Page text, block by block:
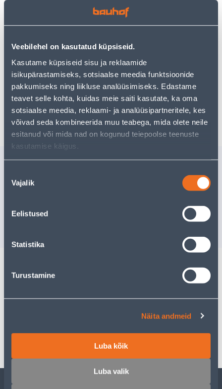
Veebilehel on kasutatud küpsiseid.
Kasutame küpsiseid sisu ja reklaamide
isikupärastamiseks, sotsiaalse meedia funktsioonide
pakkumiseks ning liikluse analüüsimiseks. Edastame
teavet selle kohta, kuidas meie saiti kasutate, ka oma
sotsiaalse meedia, reklaami- ja analüüsipartneritele, kes
võivad seda kombineerida muu teabega, mida olete neile
esitanud või mida nad on kogunud teiepoolse teenuste
kasutamise käigus.
valik
Vajalik
Eelistused
Statistika
Turustamine
Näita andmeid
Luba kõik
Luba valik
функцию поиска, чтобы найти еще более приятные
варианты. Удачных покупок!
• 14-päevane tagastusõigus.
• HANKIJA LAOST TELLITAV TOODE
Доставка невозможна
Похожие продукты
2,0KW
Доставка
Описание
Транспорт